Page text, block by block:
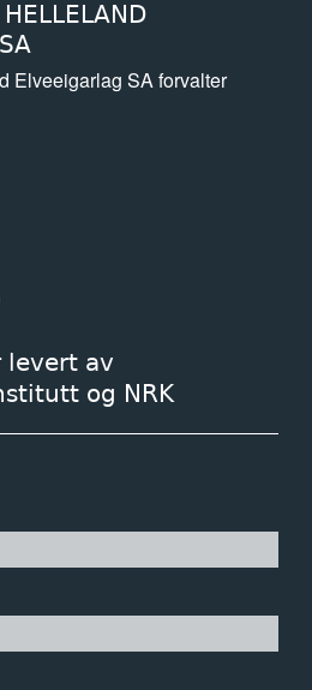
Elveeigarlag SA forvalter
levert av
og NRK